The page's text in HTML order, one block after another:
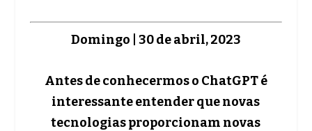
Domingo | 30 de abril, 2023
Antes de conhecermos o ChatGPT é
interessante entender que novas
tecnologias proporcionam novas